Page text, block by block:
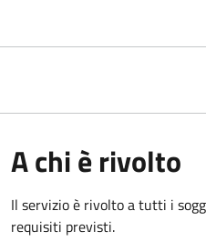
A chi è rivolto
Il servizio è rivolto a tutti i
requisiti previsti.